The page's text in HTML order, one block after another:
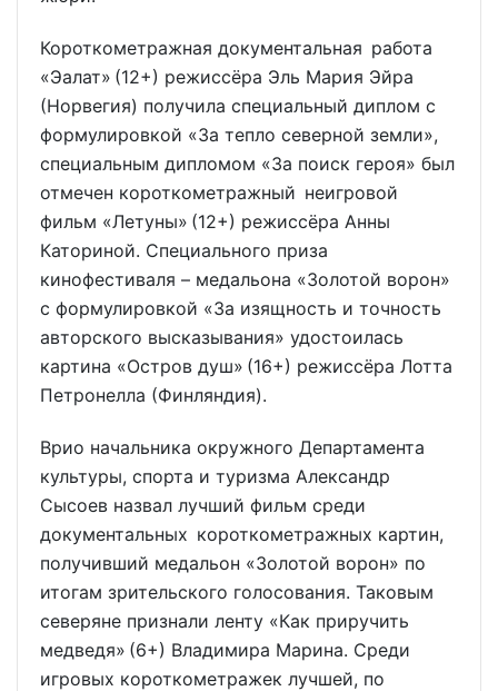
Короткометражная документальная работа
«Эалат» (12+) режиссёра Эль Мария Эйра
(Норвегия) получила специальный диплом с
формулировкой «За тепло северной земли»,
специальным дипломом «За поиск героя» был
отмечен короткометражный неигровой
фильм «Летуны» (12+) режиссёра Анны
Каториной. Специального приза
кинофестиваля – медальона «Золотой ворон»
с формулировкой «За изящность и точность
авторского высказывания» удостоилась
картина «Остров душ» (16+) режиссёра Лотта
Петронелла (Финляндия).
Врио начальника окружного Департамента
культуры, спорта и туризма Александр
Сысоев назвал лучший фильм среди
документальных короткометражных картин,
получивший медальон «Золотой ворон» по
итогам зрительского голосования. Таковым
северяне признали ленту «Как приручить
медведя» (6+) Владимира Марина. Среди
игровых короткометражек лучшей, по